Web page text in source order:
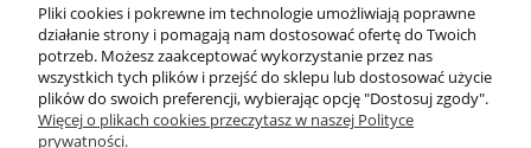
email:bok@ArtykulyDlaPlastykow.pl
Pliki cookies i pokrewne im technologie umożliwiają poprawne
działanie strony i pomagają nam dostosować ofertę do Twoich
potrzeb. Możesz zaakceptować wykorzystanie przez nas
wszystkich tych plików i przejść do sklepu lub dostosować użycie
plików do swoich preferencji, wybierając opcję "Dostosuj zgody".
Więcej o plikach cookies przeczytasz w naszej Polityce
prywatności.